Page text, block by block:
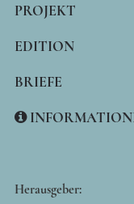
PROJEKT
EDITION
BRIEFE
Herausgeber: